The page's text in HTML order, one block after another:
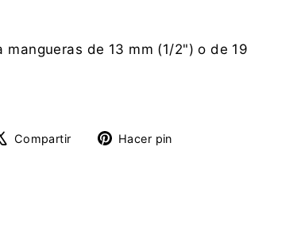
de 13 mm (1/2") o de 19
Compartir
TuitearHacer pin